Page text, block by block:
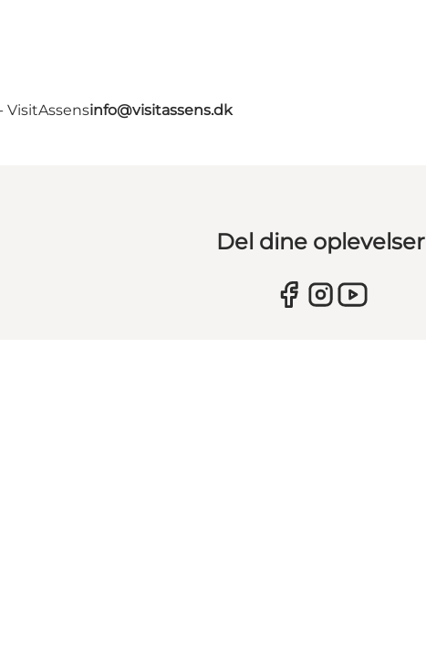
VisitAssensinfo@visitassens.dk
Del dine oplevelser